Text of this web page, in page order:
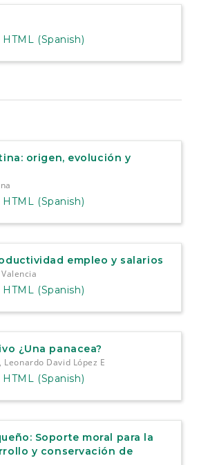
HTML (Spanish)
origen, evolución y
HTML (Spanish)
empleo y salarios
HTML (Spanish)
¿Una panacea?
David López E
HTML (Spanish)
Soporte moral para la
y conservación de